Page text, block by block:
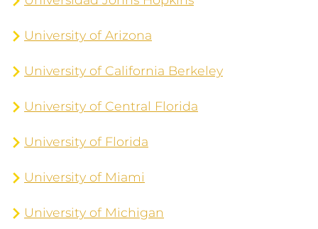
University of Arizona
University of California Berkeley
University of Central Florida
University of Florida
University of Miami
University of Michigan